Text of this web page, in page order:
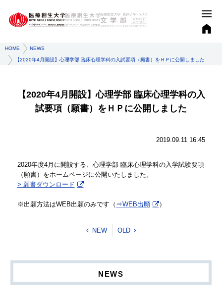
HOME NEWS
【2020年4月開設】心理学部 臨床心理学科の入試要項（願書）をＨＰに公開しました
【2020年4月開設】心理学部 臨床心理学科の入
試要項（願書）をＨＰに公開しました
2019.09.11 16:45
2020年度4月に開設する、心理学部 臨床心理学科の入学試験要項
（願書）をホームページに公開いたしました。
> 願書ダウンロード
※出願方法はWEB出願のみです（ ⇒WEB出願 ）
NEW OLD
NEWS